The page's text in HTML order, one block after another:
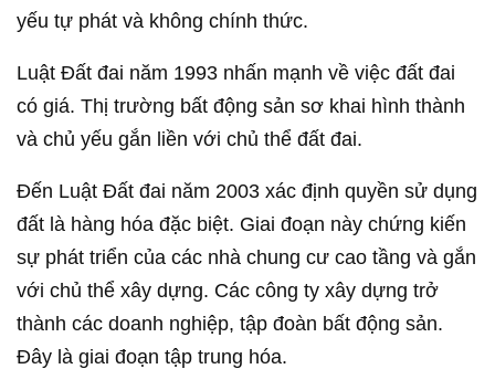
yếu tự phát và không chính thức.
Luật Đất đai năm 1993 nhấn mạnh về việc đất đai
có giá. Thị trường bất động sản sơ khai hình thành
và chủ yếu gắn liền với chủ thể đất đai.
Đến Luật Đất đai năm 2003 xác định quyền sử dụng
đất là hàng hóa đặc biệt. Giai đoạn này chứng kiến
sự phát triển của các nhà chung cư cao tầng và gắn
với chủ thể xây dựng. Các công ty xây dựng trở
thành các doanh nghiệp, tập đoàn bất động sản.
Đây là giai đoạn tập trung hóa.